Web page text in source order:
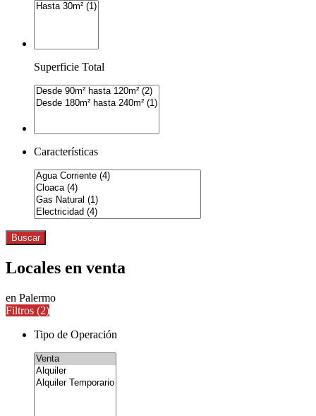
Superficie Total
Características
Buscar
Locales en venta
en Palermo
Filtros (2)
Tipo de Operación